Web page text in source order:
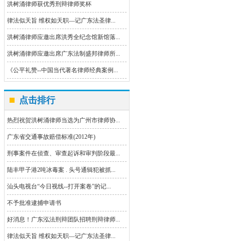
洪树涌律师获优秀刑辩律师奖杯
律法似天旨 维权如天职—记广东法圣律...
洪树涌律师应邀出席洪秀全纪念馆新馆落...
洪树涌律师应邀出席广东法制盛邦律师所...
《公平礼赞--中国当代著名律师经典案例...
点击排行
热烈祝贺洪树涌律师当选为广州市律师协...
广东省交通事故赔偿标准(2012年)
刑事案件在侦查、审查起诉和审判阶段最...
陆丰甲子港2吨冰毒案 . 头号通辑犯被抓...
汕头电视台“今日视线--打开案卷”的记...
不予批准逮捕申请书
好消息！广东泓法刑辩团队招聘刑辩律师...
律法似天旨 维权如天职—记广东法圣律...